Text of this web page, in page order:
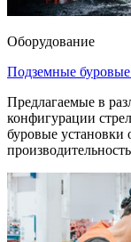
Оборудование
Подземные буровые
Предлагаемые в
конфигурации
буровые